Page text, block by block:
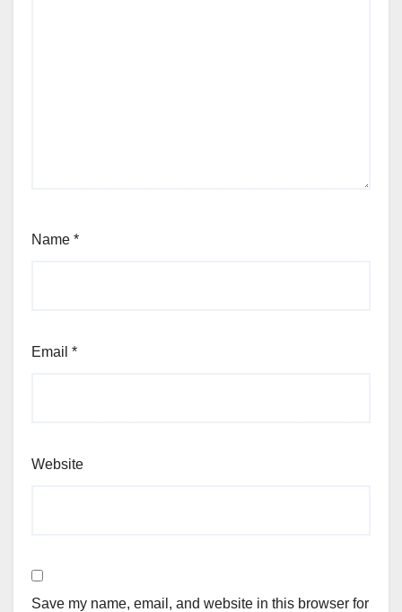
Name *
Email *
Website
Save my name, email, and website in this browser for